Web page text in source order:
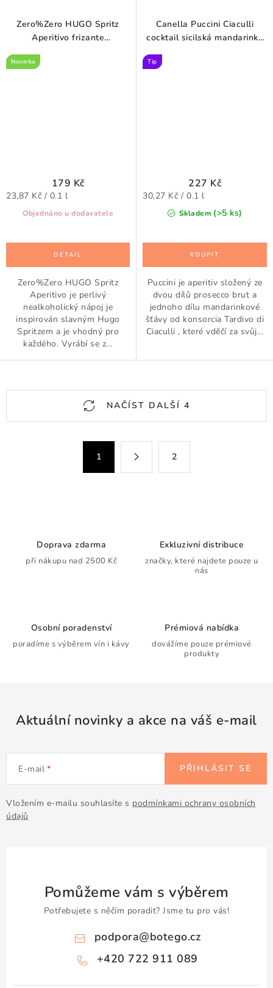
Zero%Zero HUGO Spritz
Aperitivo frizante
Novinka
Objednáno u dodavatele
179 Kč
Měrná
cena:
23,87 Kč / 0.1 l
Zero%Zero HUGO Spritz
Aperitivo je perlivý
nealkoholický nápoj je
inspirován slavným Hugo
Spritzem a je vhodný pro
každého. Vyrábí se z...
Canella Puccini Ciaculli
cocktail sicilská mandarinka
Tip
Skladem (>5 ks)
227 Kč
Měrná
30,27 Kč / 0.1 l
Puccini je aperitiv složený ze
dvou dílů prosecco brut a
jednoho dílu mandarinkové
šťávy od konsorcia Tardivo di
Ciaculli , které vděčí za svůj...
NAČÍST DALŠÍ 4
1 2
Doprava zdarma
při nákupu nad 2500 Kč
Exkluzivní distribuce
značky, které najdete pouze u
nás
Osobní poradenství
poradíme s výběrem vín i kávy
Prémiová nabídka
dovážíme pouze prémiové
produkty
Aktuální novinky a akce na váš e-mail
E-mail
Vložením e-mailu souhlasíte s podmínkami ochrany osobních
údajů
PŘIHLÁSIT SE
Pomůžeme vám s výběrem
Potřebujete s něčím poradit? Jsme tu pro vás!
podpora@botego.cz
+420 722 911 089